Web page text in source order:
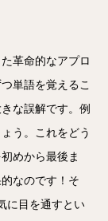
革命的なアプロ
単語を覚えるこ
な誤解です。例
う。これをどう
めから最後ま
なのです！そ
に目を通すとい